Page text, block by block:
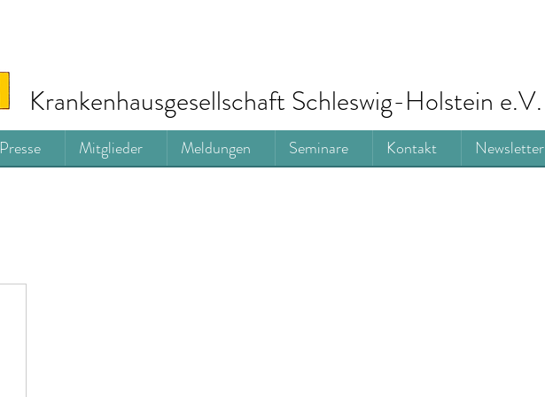
Presse Mitglieder Meldungen Seminare Kontakt Newsletter
Krankenhausgesellschaft Schleswig-Holstein e.V.